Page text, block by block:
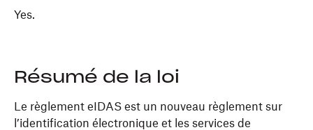
Yes.
Résumé de la loi
Le règlement eIDAS est un nouveau règlement sur
l’identification électronique et les services de